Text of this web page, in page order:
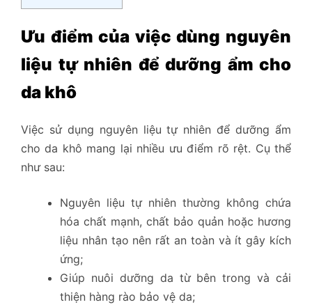
Ưu điểm của việc dùng nguyên
liệu tự nhiên để dưỡng ẩm cho
da khô
Việc sử dụng nguyên liệu tự nhiên để dưỡng ẩm
cho da khô mang lại nhiều ưu điểm rõ rệt. Cụ thể
như sau:
Nguyên liệu tự nhiên thường không chứa
hóa chất mạnh, chất bảo quản hoặc hương
liệu nhân tạo nên rất an toàn và ít gây kích
ứng;
Giúp nuôi dưỡng da từ bên trong và cải
thiện hàng rào bảo vệ da;